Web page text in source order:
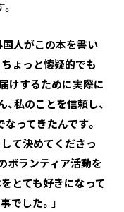
国人がこの本を書い
ょっと懐疑的でも
けするために実際に
私のことを信頼し、
ってきたんです。
て決めてくださっ
ボランティア活動を
とても好きになって
でした。 」